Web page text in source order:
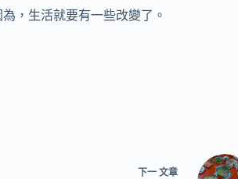
，生活就要有一些改變了。
下一 文章